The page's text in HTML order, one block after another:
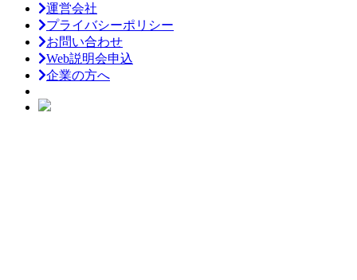
運営会社
プライバシーポリシー
お問い合わせ
Web説明会申込
企業の方へ